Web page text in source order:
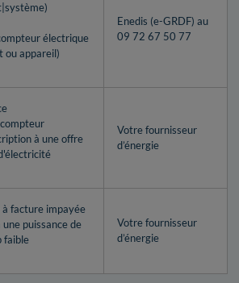
électrique
ou appareil)
Enedis (e-GRDF) au
09 72 67 50 77
à une offre
Votre fournisseur
d’énergie
facture impayée
puissance de
faible
Votre fournisseur
d’énergie